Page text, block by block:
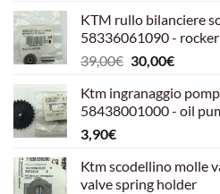
originale
era:
39,00€.
attuale
è:
30,00€.
KTM rullo bilanciere
58336061090 -
39,00€ Il
originale
era:
30,00€Il
attuale
è:
Ktm ingranaggio
58438001000 - oil
3,90€
Ktm scodellino molle
valve spring holder